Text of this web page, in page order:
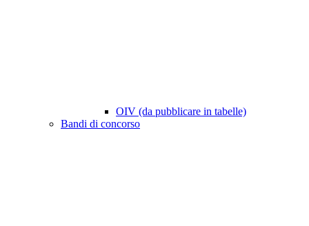
OIV (da pubblicare in tabelle)
Bandi di concorso